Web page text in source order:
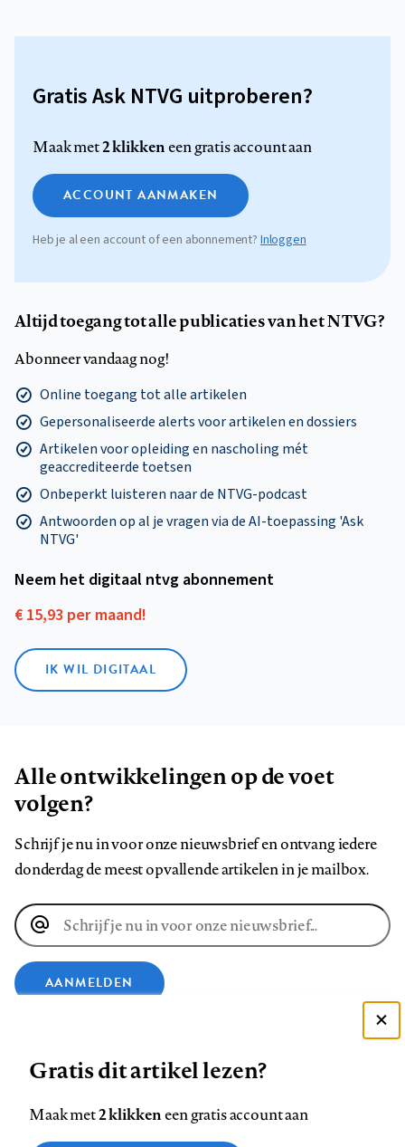
Gratis Ask NTVG uitproberen?
Maak met2 klikkeneen gratis account aan
ACCOUNT AANMAKEN
Heb je al een account of een abonnement?Inloggen
Altijd toegang tot alle publicaties van het NTVG?
Abonneer vandaag nog!
Online toegang tot alle artikelen
Gepersonaliseerde alerts voor artikelen en dossiers
Artikelen voor opleiding en nascholing mét
geaccrediteerde toetsen
Onbeperkt luisteren naar de NTVG-podcast
Antwoorden op al je vragen via de AI-toepassing 'Ask
NTVG'
Neem het digitaal ntvg abonnement
€ 15,93 per maand!
IK WIL DIGITAAL
Alle ontwikkelingen op de voet
volgen?
Schrijf je nu in voor onze nieuwsbrief en ontvang iedere
donderdag de meest opvallende artikelen in je mailbox.
E-
mailadres
AANMELDEN
ons
Zie onze cookie policy
Gratis dit artikel lezen?
Maak met2 klikkeneen gratis account aan